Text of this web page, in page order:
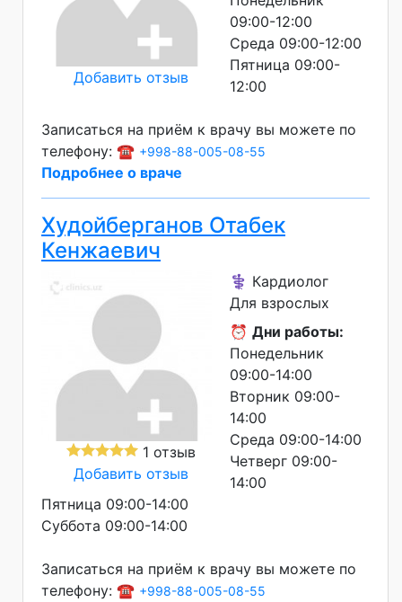
Добавить отзыв
09:00-12:00
Среда 09:00-12:00
Пятница 09:00-
12:00
Записаться на приём к врачу вы можете по
телефону: ☎️ +998-88-005-08-55
Подробнее о враче
Худойберганов Отабек
Кенжаевич
1 отзыв
Добавить отзыв
⚕️ Кардиолог
Для взрослых
⏰ Дни работы:
Понедельник
09:00-14:00
Вторник 09:00-
14:00
Среда 09:00-14:00
Четверг 09:00-
14:00
Пятница 09:00-14:00
Суббота 09:00-14:00
Записаться на приём к врачу вы можете по
телефону: ☎️ +998-88-005-08-55